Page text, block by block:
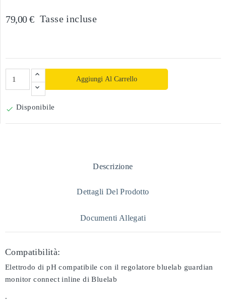
79,00 € Tasse incluse
Aggiungi Al Carrello
 Disponibile
Descrizione
Dettagli Del Prodotto
Documenti Allegati
Compatibilità:
Elettrodo di pH compatibile con il regolatore bluelab guardian
monitor connect inline di Bluelab
.